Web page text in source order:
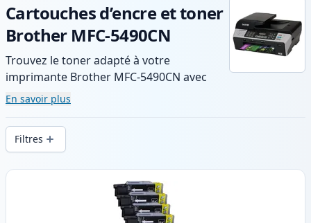
Cartouches d’encre et toner
Brother MFC-5490CN
Trouvez le toner adapté à votre
imprimante Brother MFC-5490CN avec
notre gamme de cartouches compatibles
et haute capacité. Profitez d’une qualité
d’impression constante et d’une livraison
rapide depuis un stock local en .
En savoir plus
Filtres
Produits